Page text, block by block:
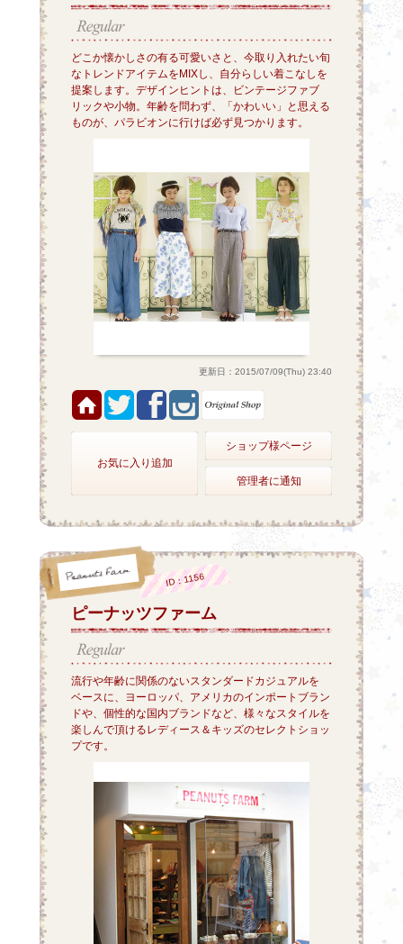
どこか懐かしさの有る可愛いさと、今取り入れたい旬
なトレンドアイテムをMIXし、自分らしい着こなしを
提案します。デザインヒントは、ビンテージファブ
リックや小物。年齢を問わず、「かわいい」と思える
ものが、パラビオンに行けば必ず見つかります。
更新日：2015/07/09(Thu) 23:40
お気に入り追加
ショップ様ページ
管理者に通知
ピーナッツファーム
ID：1156
流行や年齢に関係のないスタンダードカジュアルを
ベースに、ヨーロッパ、アメリカのインポートブラン
ドや、個性的な国内ブランドなど、様々なスタイルを
楽しんで頂けるレディース＆キッズのセレクトショッ
プです。